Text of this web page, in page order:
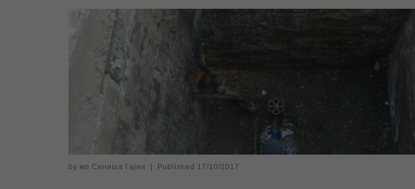
by мр Синиша Гајин Published 17/10/2017